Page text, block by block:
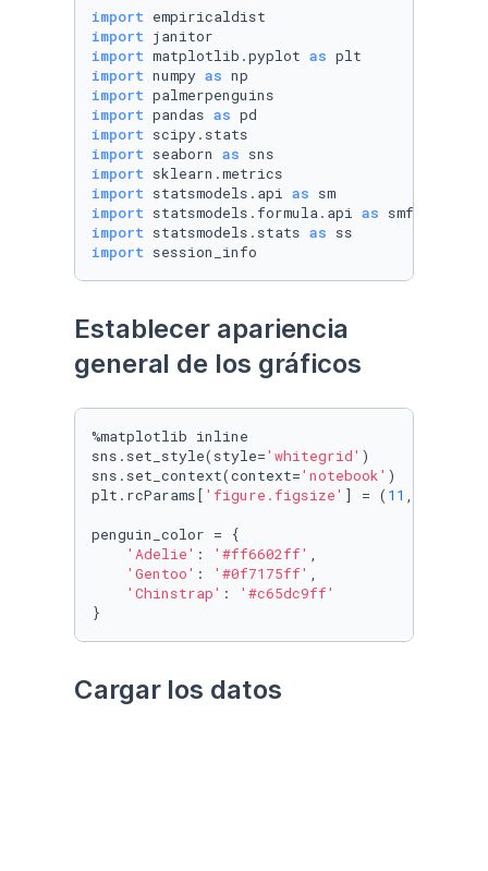
import
import
import matplotlib.pyplot as
import numpy as
import
import pandas as
import
import seaborn as
import
import statsmodels.api as
import statsmodels.formula.api as
import statsmodels.stats as
import session_info
Establecer apariencia
general de los gráficos
%matplotlib inline
sns.set_style(style='whitegrid' )
sns.set_context(context='notebook' )
plt.rcParams[ 'figure.figsize' ] = ( 11 ,
penguin_color = {
'Adelie' : '#ff6602ff' ,
'Gentoo' : '#0f7175ff' ,
'Chinstrap' :
'#c65dc9ff'
}
Cargar los datos